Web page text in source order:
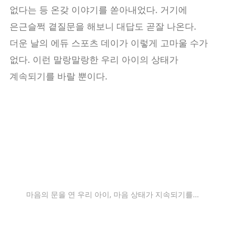
없다는 등 온갖 이야기를 쏟아내었다. 거기에
은근슬쩍 곁질문을 해보니 대답도 곧잘 나온다.
더운 날의 에듀 스포츠 데이가 이렇게 고마울 수가
없다. 이런 말랑말랑한 우리 아이의 상태가
계속되기를 바랄 뿐이다.
마음의 문을 연 우리 아이, 마음 상태가 지속되기를...